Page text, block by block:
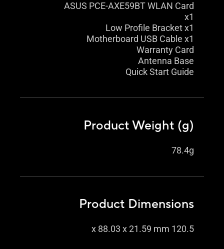
ASUS PCE-AXE59BT WLAN Card
x1
Low Profile Bracket x1
Motherboard USB Cable x1
Warranty Card
Antenna Base
Quick Start Guide
Product Weight (g)
78.4g
Product Dimensions
120.5 x 88.03 x 21.59 mm